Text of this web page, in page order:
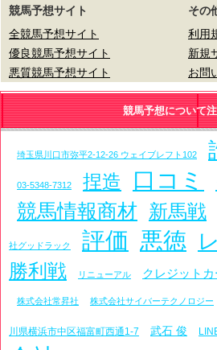
競馬予想サイト
全競馬予想サイト
優良競馬予想サイト
悪質競馬予想サイト
その
利用
新規
お問
競馬予想について
埼玉県川口市弥平2-12-26 ウェイブレフト102
03-5348-7312 捏造 口コミ
競馬情報商材 新馬戦
社グッドラック 評価 悪徳
勝利戦
リニューアル クレジット
株式会社常昇社 株式会社サイバーテクノロジー
川県横浜市中区福富町西通1-7 武石 俊